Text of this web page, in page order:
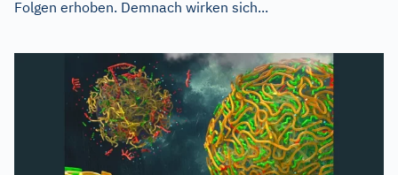
Folgen erhoben. Demnach wirken sich...